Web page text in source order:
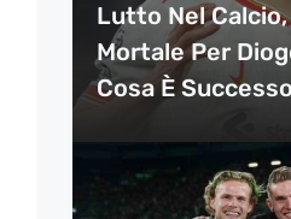
Lutto Nel
Mortale Per
Cosa È Successo